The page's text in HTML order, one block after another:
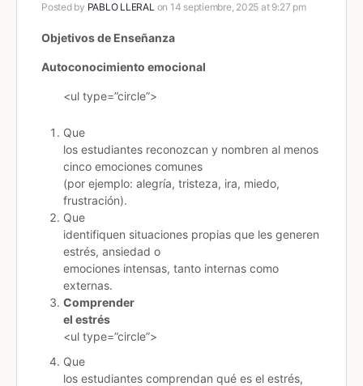
Posted by PABLO LLERAL on 14 septiembre, 2025 at 9:27 pm
Objetivos de Enseñanza
Autoconocimiento emocional
<ul type=”circle”>
Que
los estudiantes reconozcan y nombren al menos
cinco emociones comunes
(por ejemplo: alegría, tristeza, ira, miedo,
frustración).
Que
identifiquen situaciones propias que les generen
estrés, ansiedad o
emociones intensas, tanto internas como
externas.
Comprender
el estrés
<ul type=”circle”>
Que
los estudiantes comprendan qué es el estrés,